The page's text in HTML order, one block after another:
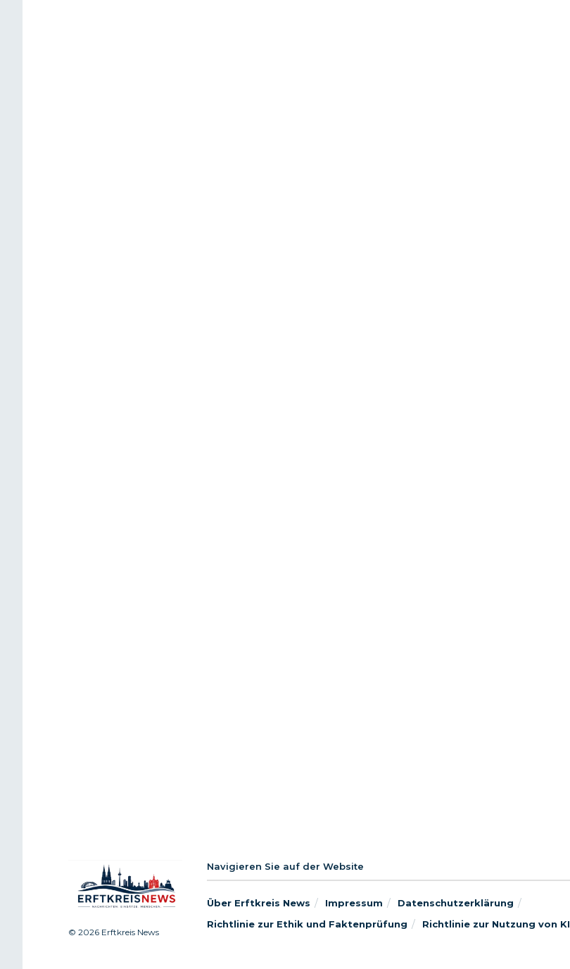
© 2026 Erftkreis News
Navigieren Sie auf der Website
Über Erftkreis News Impressum
Datenschutzerklärung
Richtlinie zur Ethik und Faktenprüfung
Richtlinie zur Nutzung von KI